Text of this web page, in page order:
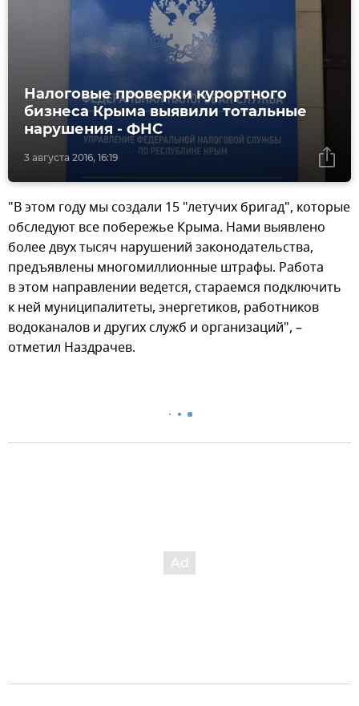
3 августа 2016, 16:19
Налоговые проверки курортного
бизнеса Крыма выявили тотальные
нарушения - ФНС
"В этом году мы создали 15 "летучих бригад", которые
обследуют все побережье Крыма. Нами выявлено
более двух тысяч нарушений законодательства,
предъявлены многомиллионные штрафы. Работа
в этом направлении ведется, стараемся подключить
к ней муниципалитеты, энергетиков, работников
водоканалов и других служб и организаций", –
отметил Наздрачев.